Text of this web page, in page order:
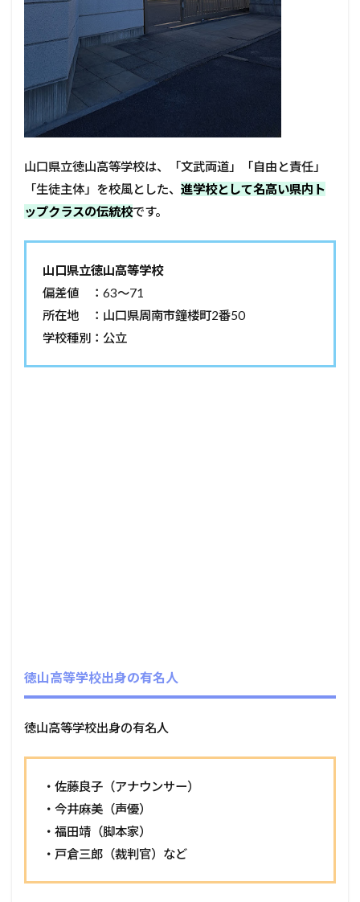
山口県立徳山高等学校は、「文武両道」「自由と責任」
「生徒主体」を校風とした、 進学校として名高い県内ト
ップクラスの伝統校です。
山口県立徳山高等学校
偏差値 ：63～71
所在地 ：山口県周南市鐘楼町2番50
学校種別：公立
徳山高等学校出身の有名人
徳山高等学校出身の有名人
・佐藤良子（アナウンサー）
・今井麻美（声優）
・福田靖（脚本家）
・戸倉三郎（裁判官）など